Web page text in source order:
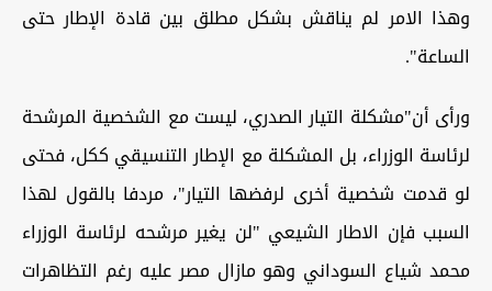
وهذا الامر لم يناقش بشكل مطلق بين قادة الإطار حتى
الساعة".
ورأى أن"مشكلة التيار الصدري، ليست مع الشخصية المرشحة
لرئاسة الوزراء، بل المشكلة مع الإطار التنسيقي ككل، فحتى
لو قدمت شخصية أخرى لرفضها التيار"، مردفا بالقول لهذا
السبب فإن الاطار الشيعي "لن يغير مرشحه لرئاسة الوزراء
محمد شياع السوداني وهو مازال مصر عليه رغم التظاهرات